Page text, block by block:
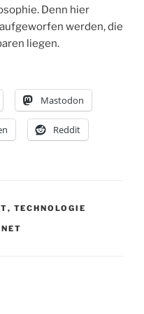
Denn hier
werden, die
liegen.
Mastodon
Reddit
, TECHNOLOGIE